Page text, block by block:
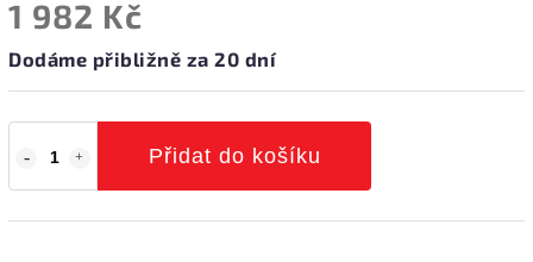
1 982 Kč
Dodáme přibližně za 20 dní
Přidat do košíku